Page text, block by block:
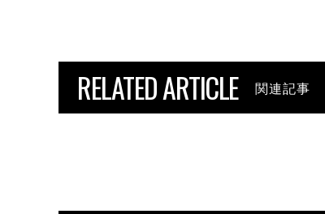
RELATED ARTICLE 関連記事